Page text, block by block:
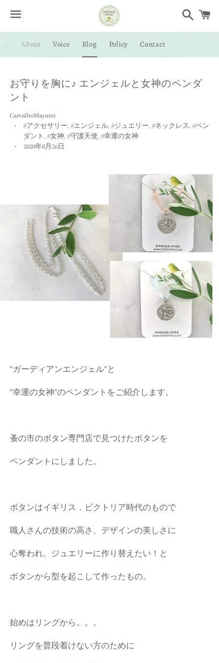
Search
About Voice Blog Policy Contact
お守りを胸に♪ エンジェルと女神のペンダ
ント
CarvalhoMayumi
#アクセサリー,#エンジェル,#ジュエリー,#ネックレス ,#ペン
ダント ,#女神,#守護天使,#幸運の女神
2020年8月26日
”ガーディアンエンジェル”と
”幸運の女神”のペンダントをご紹介します。
蚤の市のボタン専門店で見つけたボタンを
ペンダントにしました。
ボタンはイギリス．ビクトリア時代のもので
職人さんの技術の高さ、デザインの美しさに
心奪われ、ジュエリーに作り替えたい！と
ボタンから型を起こして作ったもの。
始めはリングから。。。
リングを普段着けない方のために